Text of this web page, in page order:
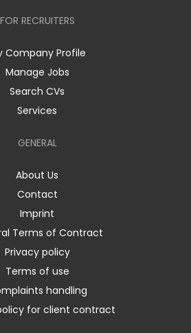
FOR RECRUITERS
Company Profile
Manage Jobs
Search CVs
Services
GENERAL
About Us
Contact
Imprint
Terms of Contract
Privacy policy
Terms of use
handling
for client contract